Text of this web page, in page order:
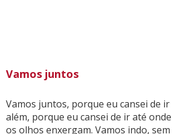
Vamos juntos
Vamos juntos, porque eu cansei de ir
além, porque eu cansei de ir até
os olhos enxergam. Vamos indo,